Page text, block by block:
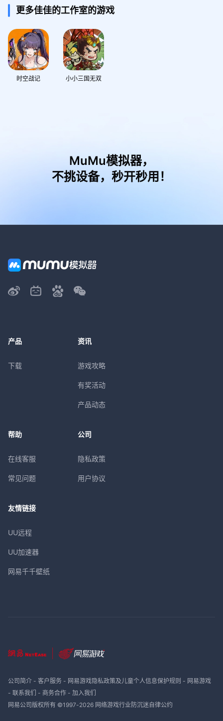
更多佳佳的工作室的游戏
时空战记 小小三国无双
MuMu模拟器，
不挑设备，秒开秒用！
产品
下载
资讯
游戏攻略
有奖活动
产品动态
帮助
在线客服
常见问题
公司
隐私政策
用户协议
友情链接
UU远程
UU加速器
网易千千壁纸
公司简介- 客户服务- 网易游戏隐私政策及儿童个人信息保护规则 - 网易游戏
- 联系我们 - 商务合作- 加入我们
网易公司版权所有 ©1997-2026 网络游戏行业防沉迷自律公约